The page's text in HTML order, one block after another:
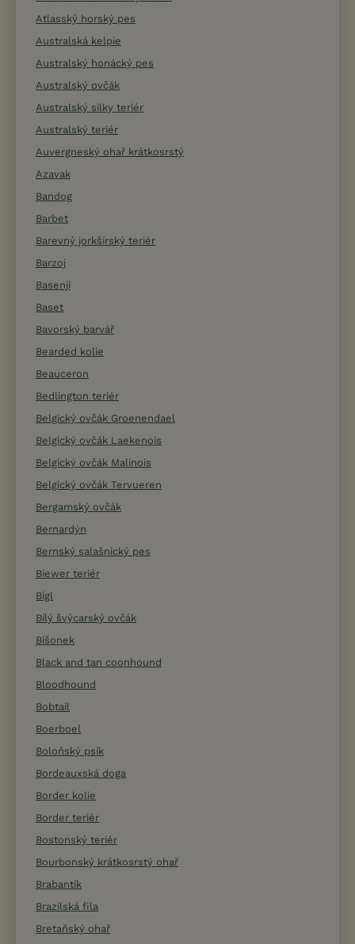
Atlasský horský pes
Australská kelpie
Australský honácký pes
Australský ovčák
Australský silky teriér
Australský teriér
Auvergneský ohař krátkosrstý
Azavak
Bandog
Barbet
Barevný jorkšírský teriér
Barzoj
Basenji
Baset
Bavorský barvář
Bearded kolie
Beauceron
Bedlington teriér
Belgický ovčák Groenendael
Belgický ovčák Laekenois
Belgický ovčák Malinois
Belgický ovčák Tervueren
Bergamský ovčák
Bernardýn
Bernský salašnický pes
Biewer teriér
Bígl
Bílý švýcarský ovčák
Bišonek
Black and tan coonhound
Bloodhound
Bobtail
Boerboel
Boloňský psík
Bordeauxská doga
Border kolie
Border teriér
Bostonský teriér
Bourbonský krátkosrstý ohař
Brabantík
Brazilská fila
Bretaňský ohař